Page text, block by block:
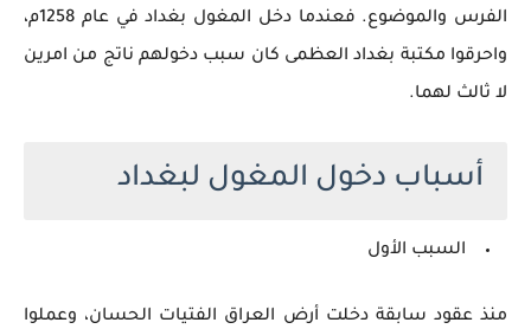
الفرس والموضوع. فعندما دخل المغول بغداد في عام 1258م،
واحرقوا مكتبة بغداد العظمى كان سبب دخولهم ناتج من امرين
لا ثالث لهما.
أسباب دخول المغول لبغداد
السبب الأول
منذ عقود سابقة دخلت أرض العراق الفتيات الحسان، وعملوا